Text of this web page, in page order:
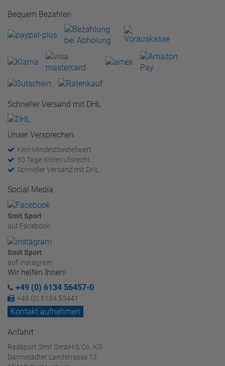
Bequem Bezahlen
Schneller Versand mit DHL
Unser Versprechen
Kein Mindestbestellwert
30 Tage Widerrufsrecht
Schneller Versand mit DHL
Social Media
Smit Sport
auf Facebook
Smit Sport
auf Instagram
Wir helfen Ihnen!
+49 (0) 6134 56457-0
+49 (0) 6134 53441
Kontakt aufnehmen
Anfahrt
Radsport Smit GmbH & Co. KG
Darmstädter Landstrasse 13